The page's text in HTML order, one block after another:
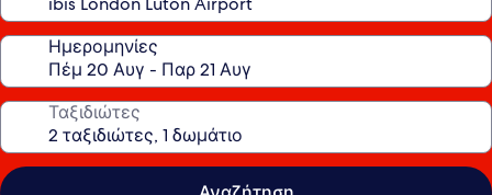
Ημερομηνίες
Ταξιδιώτες